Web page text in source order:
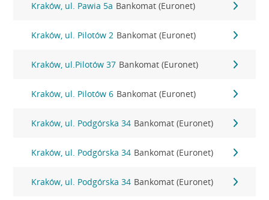
Kraków, ul. Pawia 5a Bankomat (Euronet)
Kraków, ul. Pilotów 2 Bankomat (Euronet)
Kraków, ul.Pilotów 37 Bankomat (Euronet)
Kraków, ul. Pilotów 6 Bankomat (Euronet)
Kraków, ul. Podgórska 34 Bankomat (Euronet)
Kraków, ul. Podgórska 34 Bankomat (Euronet)
Kraków, ul. Podgórska 34 Bankomat (Euronet)